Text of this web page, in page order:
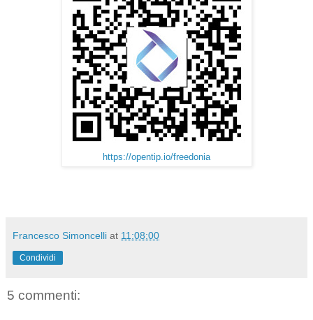
https://opentip.io/freedonia
Francesco Simoncelli at 11:08:00
Condividi
5 commenti: